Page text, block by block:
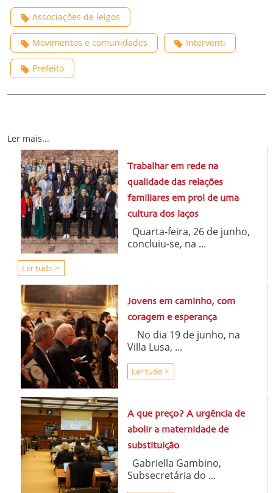
Associações de leigos
Movimentos e comunidades Interventi
Prefeito
Ler mais...
Trabalhar em rede na
qualidade das relações
familiares em prol de uma
cultura dos laços
Quarta-feira, 26 de junho,
concluiu-se, na ...
Ler tudo >
Jovens em caminho, com
coragem e esperança
No dia 19 de junho, na
Villa Lusa, ...
Ler tudo >
A que preço? A urgência de
abolir a maternidade de
substituição
Gabriella Gambino,
Subsecretária do ...